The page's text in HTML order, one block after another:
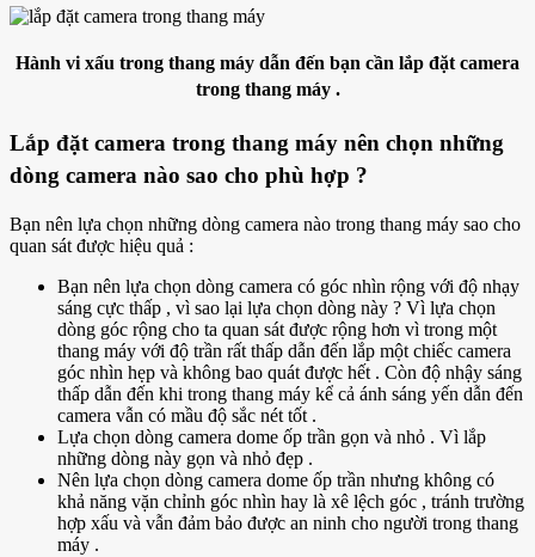
Hành vi xấu trong thang máy dẫn đến bạn cần lắp đặt camera
trong thang máy .
Lắp đặt camera trong thang máy nên chọn những
dòng camera nào sao cho phù hợp ?
Bạn nên lựa chọn những dòng camera nào trong thang máy sao cho
quan sát được hiệu quả :
Bạn nên lựa chọn dòng camera có góc nhìn rộng với độ nhạy
sáng cực thấp , vì sao lại lựa chọn dòng này ? Vì lựa chọn
dòng góc rộng cho ta quan sát được rộng hơn vì trong một
thang máy với độ trần rất thấp dẫn đến lắp một chiếc camera
góc nhìn hẹp và không bao quát được hết . Còn độ nhậy sáng
thấp dẫn đến khi trong thang máy kể cả ánh sáng yến dẫn đến
camera vẫn có mầu độ sắc nét tốt .
Lựa chọn dòng camera dome ốp trần gọn và nhỏ . Vì lắp
những dòng này gọn và nhỏ đẹp .
Nên lựa chọn dòng camera dome ốp trần nhưng không có
khả năng vặn chỉnh góc nhìn hay là xê lệch góc , tránh trường
hợp xấu và vẫn đảm bảo được an ninh cho người trong thang
máy .